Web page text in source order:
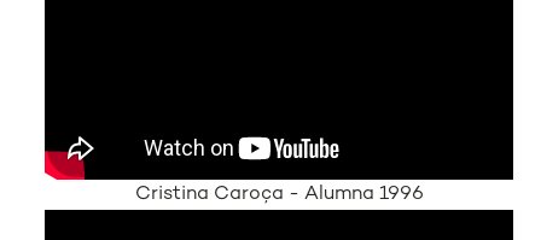
Cristina Caroça - Alumna 1996